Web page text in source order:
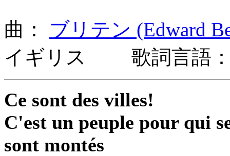
曲： ブリテン (Edward
イギリス 歌詞言語：
Ce sont des villes!
C'est un peuple pour qui
sont montés